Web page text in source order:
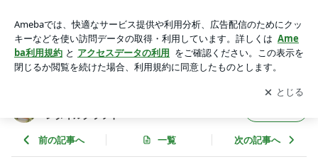
タイル雑貨 In Unison-Tilescraft インユニゾンタイルクラフト
アプリをダウンロードして ブログの更新通知
を受け取りまし
ょう。
開く
ンタイルクラフト
前の記事へ 一覧 次の記事へ